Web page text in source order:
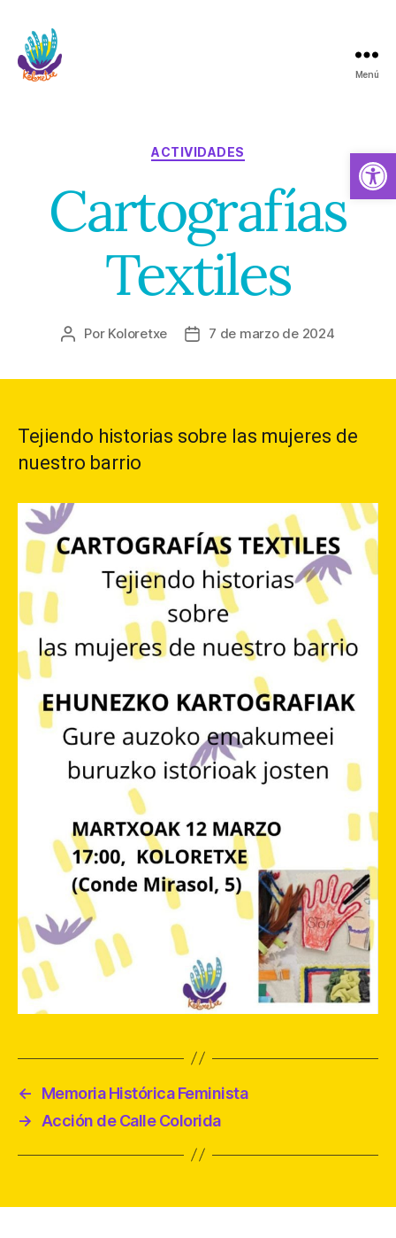
Abrir barra de herramientas
Menú
Categorías
ACTIVIDADES
Cartografías
Textiles
Autor
Por Koloretxe
Fecha7 de marzo de 2024
Tejiendo historias sobre las mujeres de
nuestro barrio
←
Memoria Histórica Feminista
→
Acción de Calle Colorida